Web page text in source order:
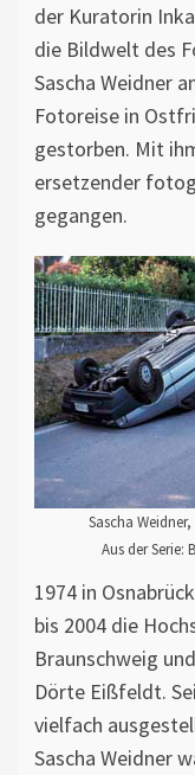
der Kuratorin
die Bildwelt des
Sascha Weidner
Fotoreise in
gestorben. Mit
ersetzender
gegangen.
Sascha
Aus der Serie:
1974 in
bis 2004 die
Braunschweig
Dörte Eißfeldt.
vielfach
Sascha Weidner